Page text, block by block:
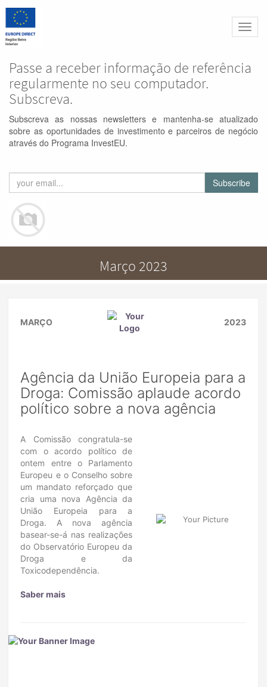
Passe a receber informação de referência
regularmente no seu computador.
Subscreva.
Subscreva as nossas newsletters e mantenha-se atualizado
sobre as oportunidades de investimento e parceiros de negócio
através do Programa InvestEU.
Subscribe
Março 2023
MARÇO 2023
Agência da União Europeia para a
Droga: Comissão aplaude acordo
político sobre a nova agência
A Comissão congratula-se
com o acordo político de
ontem entre o Parlamento
Europeu e o Conselho sobre
um mandato reforçado que
cria uma nova Agência da
União Europeia para a
Droga. A nova agência
basear-se-á nas realizações
do Observatório Europeu da
Droga e da
Toxicodependência.
Saber mais